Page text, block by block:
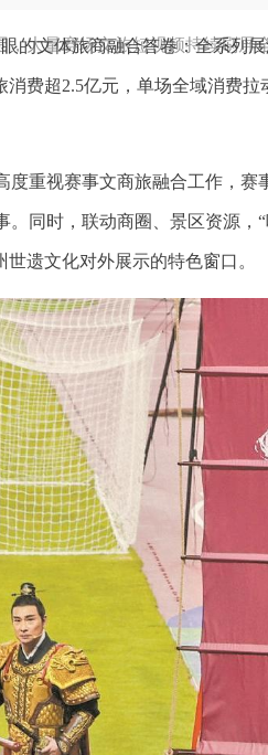
，大量赛场文旅短视频持续刷屏
的文体旅商融合答卷：全系列
费超2.5亿元，单场全域消费
重视赛事文商旅融合工作，
同时，联动商圈、景区资源
遗文化对外展示的特色窗口。